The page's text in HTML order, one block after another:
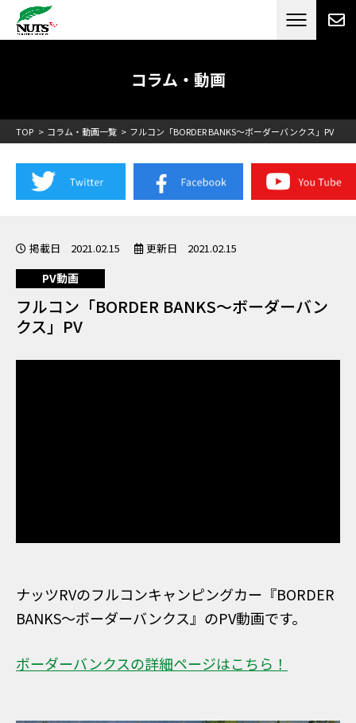
日本最大級のキャンピングカーメーカー
RV[テレビCM放送]
コラム・動画
TOP コラム・動画一覧 フルコン「BORDER BANKS～ボーダーバンクス」PV
掲載日 2021.02.15 更新日 2021.02.15
PV動画
フルコン「BORDER BANKS～ボーダーバン
クス」PV
ナッツRVのフルコンキャンピングカー『BORDER
BANKS～ボーダーバンクス』のPV動画です。
ボーダーバンクスの詳細ページはこちら！